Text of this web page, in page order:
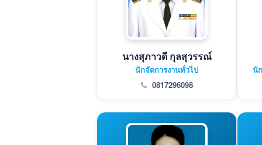
นางสุภาวดี กุลสุวรรณ์
นักจัดการงานทั่วไป
0817296098
นั